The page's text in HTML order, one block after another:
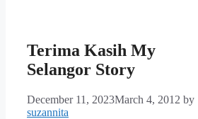
Terima Kasih My
Selangor Story
December 11, 2023March 4, 2012 by
suzannita